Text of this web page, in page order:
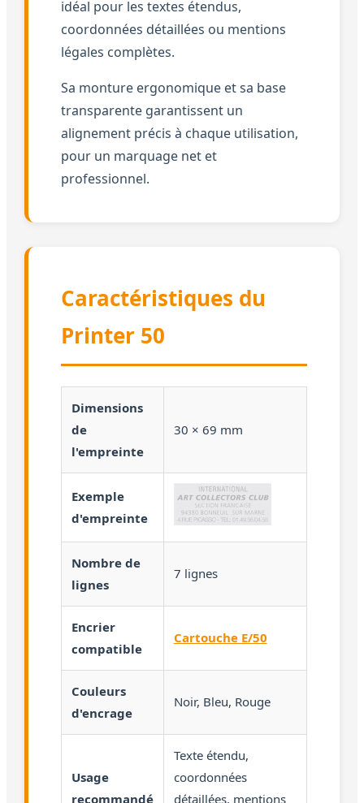
idéal pour les textes étendus,
coordonnées détaillées ou mentions
légales complètes.
Sa monture ergonomique et sa base
transparente garantissent un
alignement précis à chaque utilisation,
pour un marquage net et
professionnel.
Caractéristiques du
Printer 50
Dimensions
de
l'empreinte
30 × 69 mm
Exemple
d'empreinte
Nombre de
lignes
7 lignes
Encrier
compatible
Cartouche E/50
Couleurs
d'encrage
Noir, Bleu, Rouge
Usage
recommandé
Texte étendu,
coordonnées
détaillées, mentions